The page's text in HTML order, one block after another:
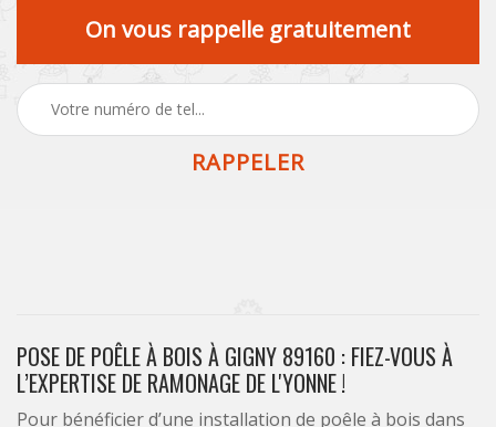
On vous rappelle gratuitement
POSE DE POÊLE À BOIS À GIGNY 89160 : FIEZ-VOUS À
L’EXPERTISE DE RAMONAGE DE L'YONNE !
Pour bénéficier d’une installation de poêle à bois dans